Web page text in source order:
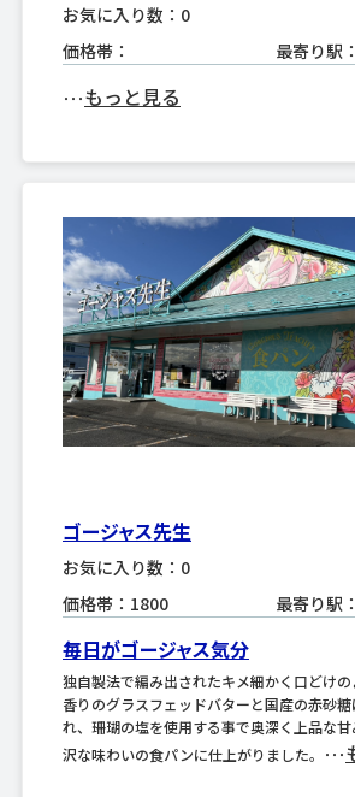
お気に入り数：0
価格帯：
最寄り駅：
･･･もっと見る
ゴージャス先生
お気に入り数：0
価格帯：1800
最寄り駅
毎日がゴージャス気分
独自製法で編み出されたキメ細かく口どけ
香りのグラスフェッドバターと国産の赤砂
れ、珊瑚の塩を使用する事で奥深く上品な
沢な味わいの食パンに仕上がりました。･･･